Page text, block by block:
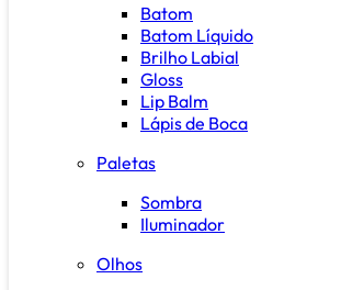
Batom
Batom Líquido
Brilho Labial
Gloss
Lip Balm
Lápis de Boca
Paletas
Sombra
Iluminador
Olhos